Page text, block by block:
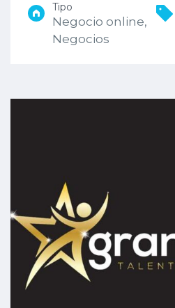
Tipo
Negocio online,
Negocios